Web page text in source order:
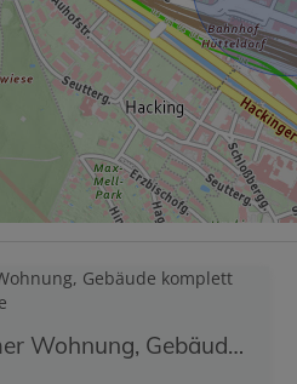
Helle 2-Zimmer Wohnung, Gebäude komplett saniert, ruhige Lage